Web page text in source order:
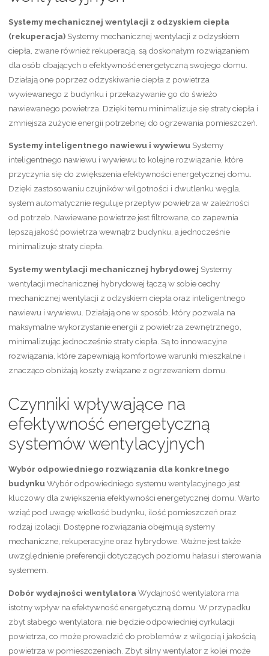
Systemy mechanicznej wentylacji z odzyskiem ciepła
(rekuperacja)Systemy mechanicznej wentylacji z odzyskiem
ciepła, zwane również rekuperacją, są doskonałym rozwiązaniem
dla osób dbających o efektywność energetyczną swojego domu.
Działają one poprzez odzyskiwanie ciepła z powietrza
wywiewanego z budynku i przekazywanie go do świeżo
nawiewanego powietrza. Dzięki temu minimalizuje się straty ciepła i
zmniejsza zużycie energii potrzebnej do ogrzewania pomieszczeń.
Systemy inteligentnego nawiewu i wywiewuSystemy
inteligentnego nawiewu i wywiewu to kolejne rozwiązanie, które
przyczynia się do zwiększenia efektywności energetycznej domu.
Dzięki zastosowaniu czujników wilgotności i dwutlenku węgla,
system automatycznie reguluje przepływ powietrza w zależności
od potrzeb. Nawiewane powietrze jest filtrowane, co zapewnia
lepszą jakość powietrza wewnątrz budynku, a jednocześnie
minimalizuje straty ciepła.
Systemy wentylacji mechanicznej hybrydowej Systemy
wentylacji mechanicznej hybrydowej łączą w sobie cechy
mechanicznej wentylacji z odzyskiem ciepła oraz inteligentnego
nawiewu i wywiewu. Działają one w sposób, który pozwala na
maksymalne wykorzystanie energii z powietrza zewnętrznego,
minimalizując jednocześnie straty ciepła. Są to innowacyjne
rozwiązania, które zapewniają komfortowe warunki mieszkalne i
znacząco obniżają koszty związane z ogrzewaniem domu.
Czynniki wpływające na
efektywność energetyczną
systemów wentylacyjnych
Wybór odpowiedniego rozwiązania dla konkretnego
budynkuWybór odpowiedniego systemu wentylacyjnego jest
kluczowy dla zwiększenia efektywności energetycznej domu. Warto
wziąć pod uwagę wielkość budynku, ilość pomieszczeń oraz
rodzaj izolacji. Dostępne rozwiązania obejmują systemy
mechaniczne, rekuperacyjne oraz hybrydowe. Ważne jest także
uwzględnienie preferencji dotyczących poziomu hałasu i sterowania
systemem.
Dobór wydajności wentylatora Wydajność wentylatora ma
istotny wpływ na efektywność energetyczną domu. W przypadku
zbyt słabego wentylatora, nie będzie odpowiedniej cyrkulacji
powietrza, co może prowadzić do problemów z wilgocią i jakością
powietrza w pomieszczeniach. Zbyt silny wentylator z kolei może